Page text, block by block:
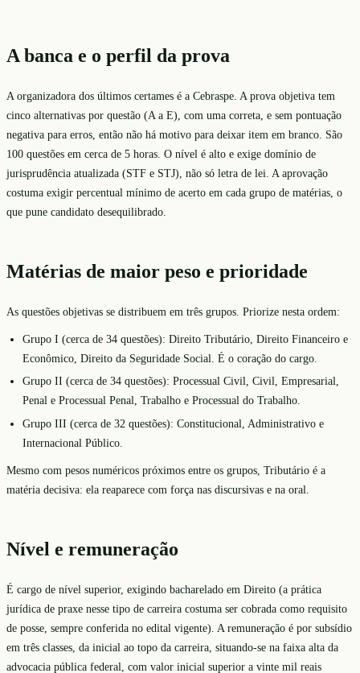
A banca e o perfil da prova
A organizadora dos últimos certames é a Cebraspe. A prova objetiva tem
cinco alternativas por questão (A a E), com uma correta, e sem pontuação
negativa para erros, então não há motivo para deixar item em branco. São
100 questões em cerca de 5 horas. O nível é alto e exige domínio de
jurisprudência atualizada (STF e STJ), não só letra de lei. A aprovação
costuma exigir percentual mínimo de acerto em cada grupo de matérias, o
que pune candidato desequilibrado.
Matérias de maior peso e prioridade
As questões objetivas se distribuem em três grupos. Priorize nesta ordem:
Grupo I (cerca de 34 questões): Direito Tributário, Direito Financeiro e
Econômico, Direito da Seguridade Social. É o coração do cargo.
Grupo II (cerca de 34 questões): Processual Civil, Civil, Empresarial,
Penal e Processual Penal, Trabalho e Processual do Trabalho.
Grupo III (cerca de 32 questões): Constitucional, Administrativo e
Internacional Público.
Mesmo com pesos numéricos próximos entre os grupos, Tributário é a
matéria decisiva: ela reaparece com força nas discursivas e na oral.
Nível e remuneração
É cargo de nível superior, exigindo bacharelado em Direito (a prática
jurídica de praxe nesse tipo de carreira costuma ser cobrada como requisito
de posse, sempre conferida no edital vigente). A remuneração é por subsídio
em três classes, da inicial ao topo da carreira, situando-se na faixa alta da
advocacia pública federal, com valor inicial superior a vinte mil reais